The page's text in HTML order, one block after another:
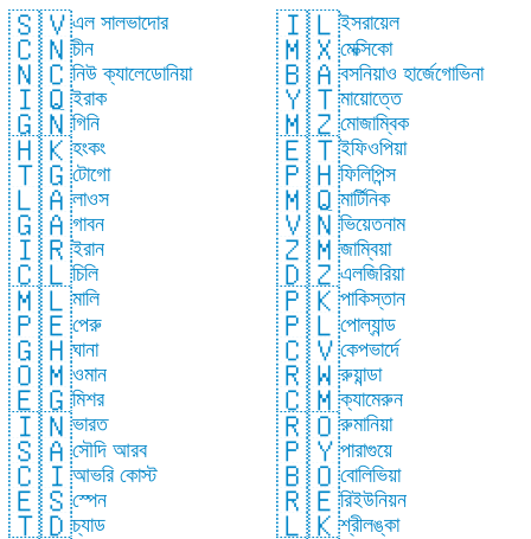
🇸🇻এল সালভাদোর
🇨🇳চীন
🇳🇨নিউ ক্যালেডোনিয়া
🇮🇶ইরাক
🇬🇳গিনি
🇭🇰হংকং
🇹🇬টোগো
🇱🇦লাওস
🇬🇦গাবন
🇮🇷ইরান
🇨🇱চিলি
🇲🇱মালি
🇵🇪পেরু
🇬🇭ঘানা
🇴🇲ওমান
🇪🇬মিশর
🇮🇳ভারত
🇸🇦সৌদি আরব
🇨🇮আভরি কোস্ট
🇪🇸স্পেন
🇹🇩চ্যাড
🇮🇱ইসরায়েল
🇲🇽মেক্সিকো
🇧🇦বসনিয়াও হার্জেগোভিনা
🇾🇹মায়োত্তে
🇲🇿মোজাম্বিক
🇪🇹ইফিওপিয়া
🇵🇭ফিলিপিন্স
🇲🇶মার্টিনিক
🇻🇳ভিয়েতনাম
🇿🇲জাম্বিয়া
🇩🇿এলজিরিয়া
🇵🇰পাকিস্তান
🇵🇱পোল্যান্ড
🇨🇻কেপভার্দে
🇷🇼রুয়ান্ডা
🇨🇲ক্যামেরুন
🇷🇴রুমানিয়া
🇵🇾পারাগুয়ে
🇧🇴বোলিভিয়া
🇷🇪রিইউনিয়ন
🇱🇰শ্রীলঙ্কা